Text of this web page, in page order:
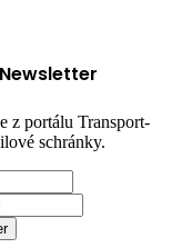
z portálu Transport-
schránky.